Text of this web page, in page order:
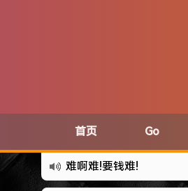
首页 Go
难啊难!要钱难!
更新到WordPress5.6啦